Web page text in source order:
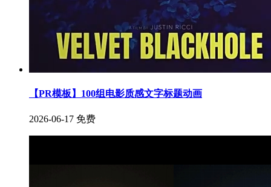
【PR模板】100组电影质感文字标题动画
2026-06-17 免费